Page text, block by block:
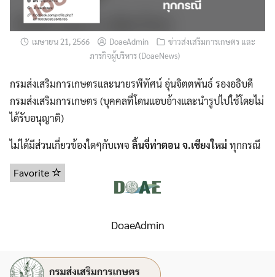
เมษายน 21, 2566 DoaeAdmin
ข่าวส่งเสริมการเกษตร และ
ภารกิจผู้บริหาร (DoaeNews)
กรมส่งเสริมการเกษตรและนายรพีทัศน์ อุ่นจิตตพันธ์ รองอธิบดี
กรมส่งเสริมการเกษตร (บุคคลที่โดนแอบอ้างและนำรูปไปใช้โดยไม่
ได้รับอนุญาติ)
ไม่ได้มีส่วนเกี่ยวข้องใดๆกับเพจ ลิ้นจี่ท่าตอน จ.เชียงใหม่ ทุกกรณี
Favorite
DoaeAdmin